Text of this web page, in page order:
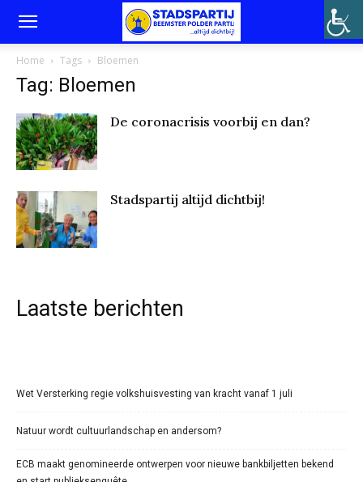
Home Tags Bloemen
Tag: Bloemen
De coronacrisis voorbij en dan?
Stadspartij altijd dichtbij!
Laatste berichten
Wet Versterking regie volkshuisvesting van kracht vanaf 1 juli
Natuur wordt cultuurlandschap en andersom?
ECB maakt genomineerde ontwerpen voor nieuwe bankbiljetten bekend